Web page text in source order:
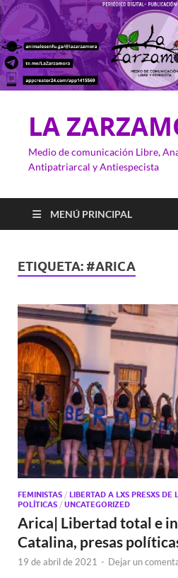
LA
Medio de comunicación Libre,
Antipatriarcal y Antiespecista
MENÚ PRINCIPAL
ETIQUETA: #ARICA
FEMINISTAS / LIBERTAD A LXS PRESXS DE
POLÍTICAS / UNCATEGORIZED
Arica| Libertad total e
Catalina, presas
19 de abril de 2021 - Dejar un